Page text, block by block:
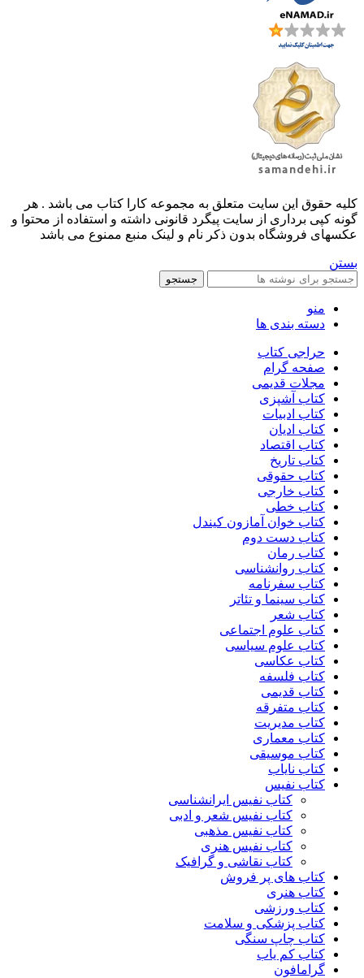
کليه حقوق اين سايت متعلق به مجموعه کارا کتاب می باشد . هر
گونه کپی برداری از سایت پیگرد قانونی داشته و استفاده از محتوا و
عکسهای فروشگاه بدون ذکر نام و لینک منبع ممنوع می باشد
بستن
جستجو
منو
دسته بندی ها
حراجی کتاب
صفحه گرام
مجلات قدیمی
کتاب آشپزی
کتاب ادبیات
کتاب ادیان
کتاب اقتصاد
کتاب تاریخ
کتاب حقوقی
کتاب خارجی
کتاب خطی
کتاب خوان آمازون کیندل
کتاب دست دوم
کتاب رمان
کتاب روانشناسی
کتاب سفرنامه
کتاب سینما و تئاتر
کتاب شعر
کتاب علوم اجتماعی
کتاب علوم سیاسی
کتاب عکاسی
کتاب فلسفه
کتاب قدیمی
کتاب متفرقه
کتاب مدیریت
کتاب معماری
کتاب موسیقی
کتاب نایاب
کتاب نفیس
کتاب نفیس ایرانشناسی
کتاب نفیس شعر و ادبی
کتاب نفیس مذهبی
کتاب نفیس هنری
کتاب نقاشی و گرافیک
کتاب های پر فروش
کتاب هنری
کتاب ورزشی
کتاب پزشکی و سلامت
کتاب چاپ سنگی
کتاب کم یاب
گرامافون